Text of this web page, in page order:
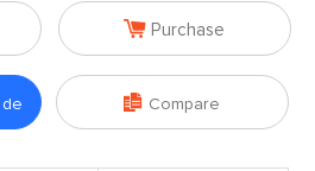
 Purchase
 Compare